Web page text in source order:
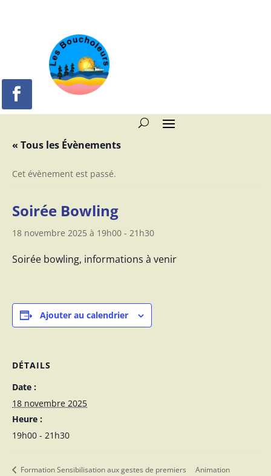
« Tous les Évènements
Cet évènement est passé.
Soirée Bowling
18 novembre 2025 à 19h00 - 21h30
Soirée bowling, informations à venir
Ajouter au calendrier
DÉTAILS
Date :
18 novembre 2025
Heure :
19h00 - 21h30
Formation Sensibilisation aux gestes de premiers
Animation